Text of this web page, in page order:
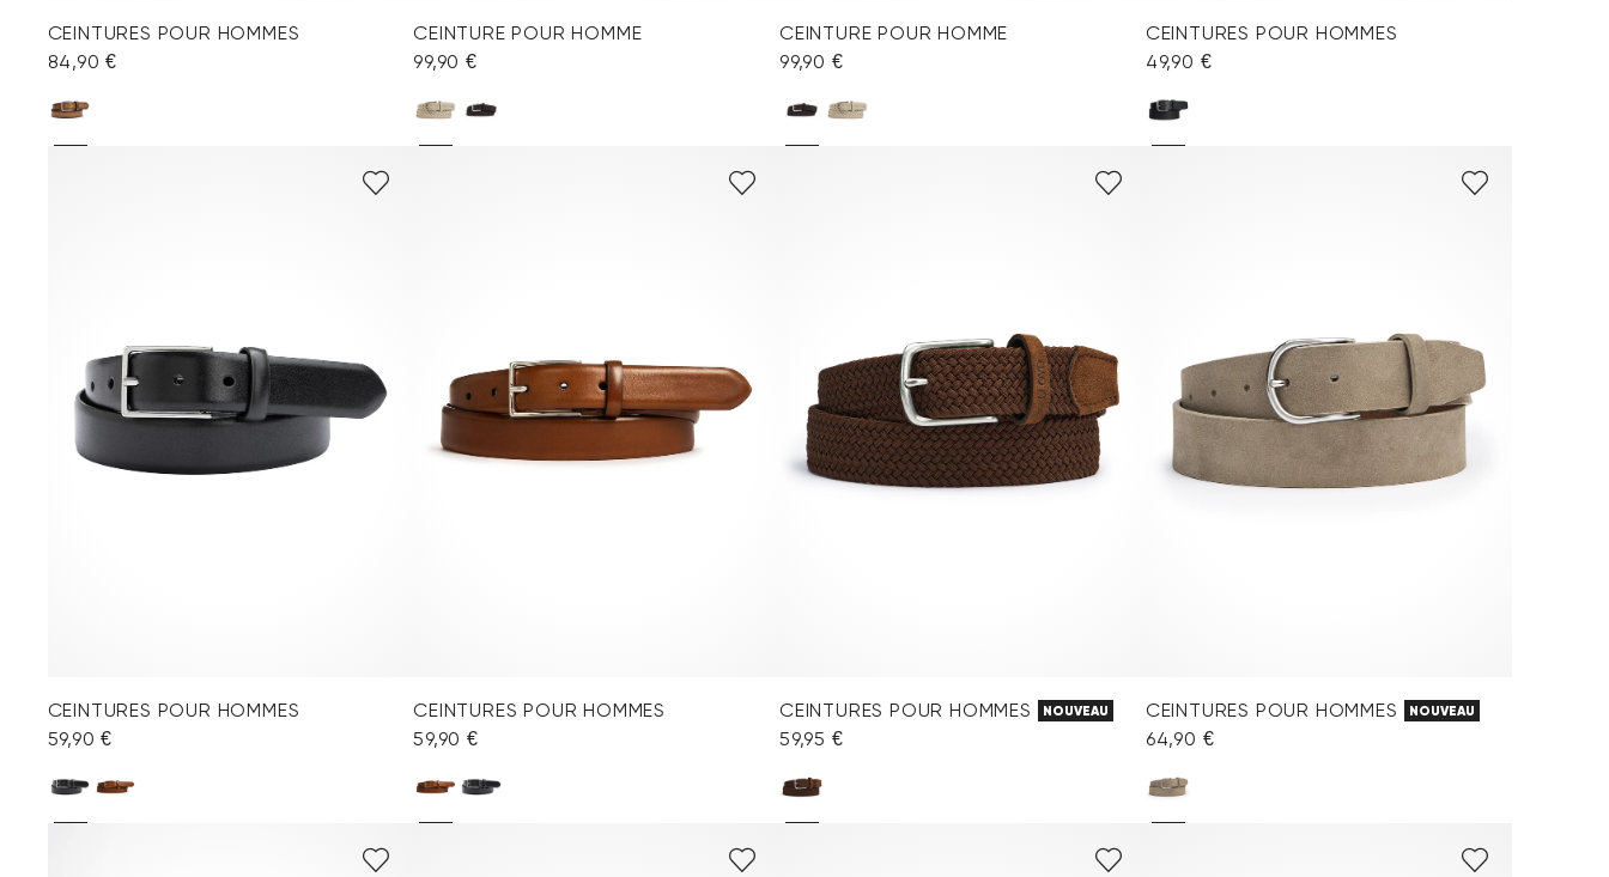
CEINTURES POUR HOMMES
84,90 €
CEINTURE POUR HOMME
99,90 €
CEINTURE POUR HOMME
99,90 €
CEINTURES POUR HOMMES
49,90 €
CEINTURES POUR HOMMES
59,90 €
CEINTURES POUR HOMMES
59,90 €
CEINTURES POUR HOMMES NOUVEAU
59,95 €
CEINTURES POUR HOMMES NOUVEAU
64,90 €